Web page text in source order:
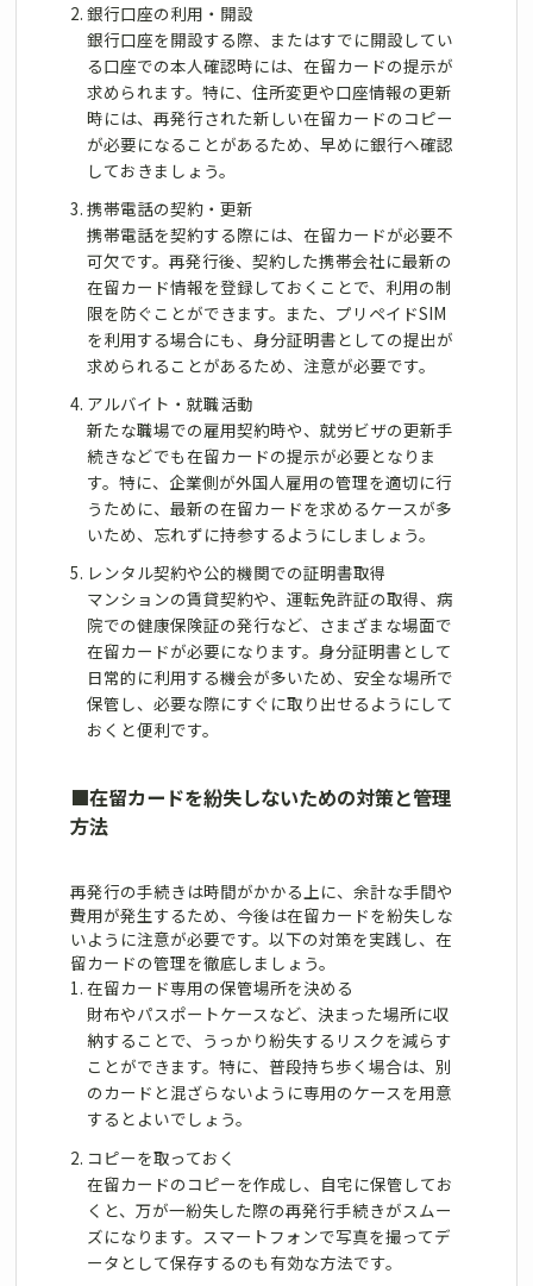
銀行口座の利用・開設
銀行口座を開設する際、またはすでに開設してい
る口座での本人確認時には、在留カードの提示が
求められます。特に、住所変更や口座情報の更新
時には、再発行された新しい在留カードのコピー
が必要になることがあるため、早めに銀行へ確認
しておきましょう。
携帯電話の契約・更新
携帯電話を契約する際には、在留カードが必要不
可欠です。再発行後、契約した携帯会社に最新の
在留カード情報を登録しておくことで、利用の制
限を防ぐことができます。また、プリペイドSIM
を利用する場合にも、身分証明書としての提出が
求められることがあるため、注意が必要です。
アルバイト・就職活動
新たな職場での雇用契約時や、就労ビザの更新手
続きなどでも在留カードの提示が必要となりま
す。特に、企業側が外国人雇用の管理を適切に行
うために、最新の在留カードを求めるケースが多
いため、忘れずに持参するようにしましょう。
レンタル契約や公的機関での証明書取得
マンションの賃貸契約や、運転免許証の取得、病
院での健康保険証の発行など、さまざまな場面で
在留カードが必要になります。身分証明書として
日常的に利用する機会が多いため、安全な場所で
保管し、必要な際にすぐに取り出せるようにして
おくと便利です。
■在留カードを紛失しないための対策と管理
方法
再発行の手続きは時間がかかる上に、余計な手間や
費用が発生するため、今後は在留カードを紛失しな
いように注意が必要です。以下の対策を実践し、在
留カードの管理を徹底しましょう。
在留カード専用の保管場所を決める
財布やパスポートケースなど、決まった場所に収
納することで、うっかり紛失するリスクを減らす
ことができます。特に、普段持ち歩く場合は、別
のカードと混ざらないように専用のケースを用意
するとよいでしょう。
コピーを取っておく
在留カードのコピーを作成し、自宅に保管してお
くと、万が一紛失した際の再発行手続きがスムー
ズになります。スマートフォンで写真を撮ってデ
ータとして保存するのも有効な方法です。